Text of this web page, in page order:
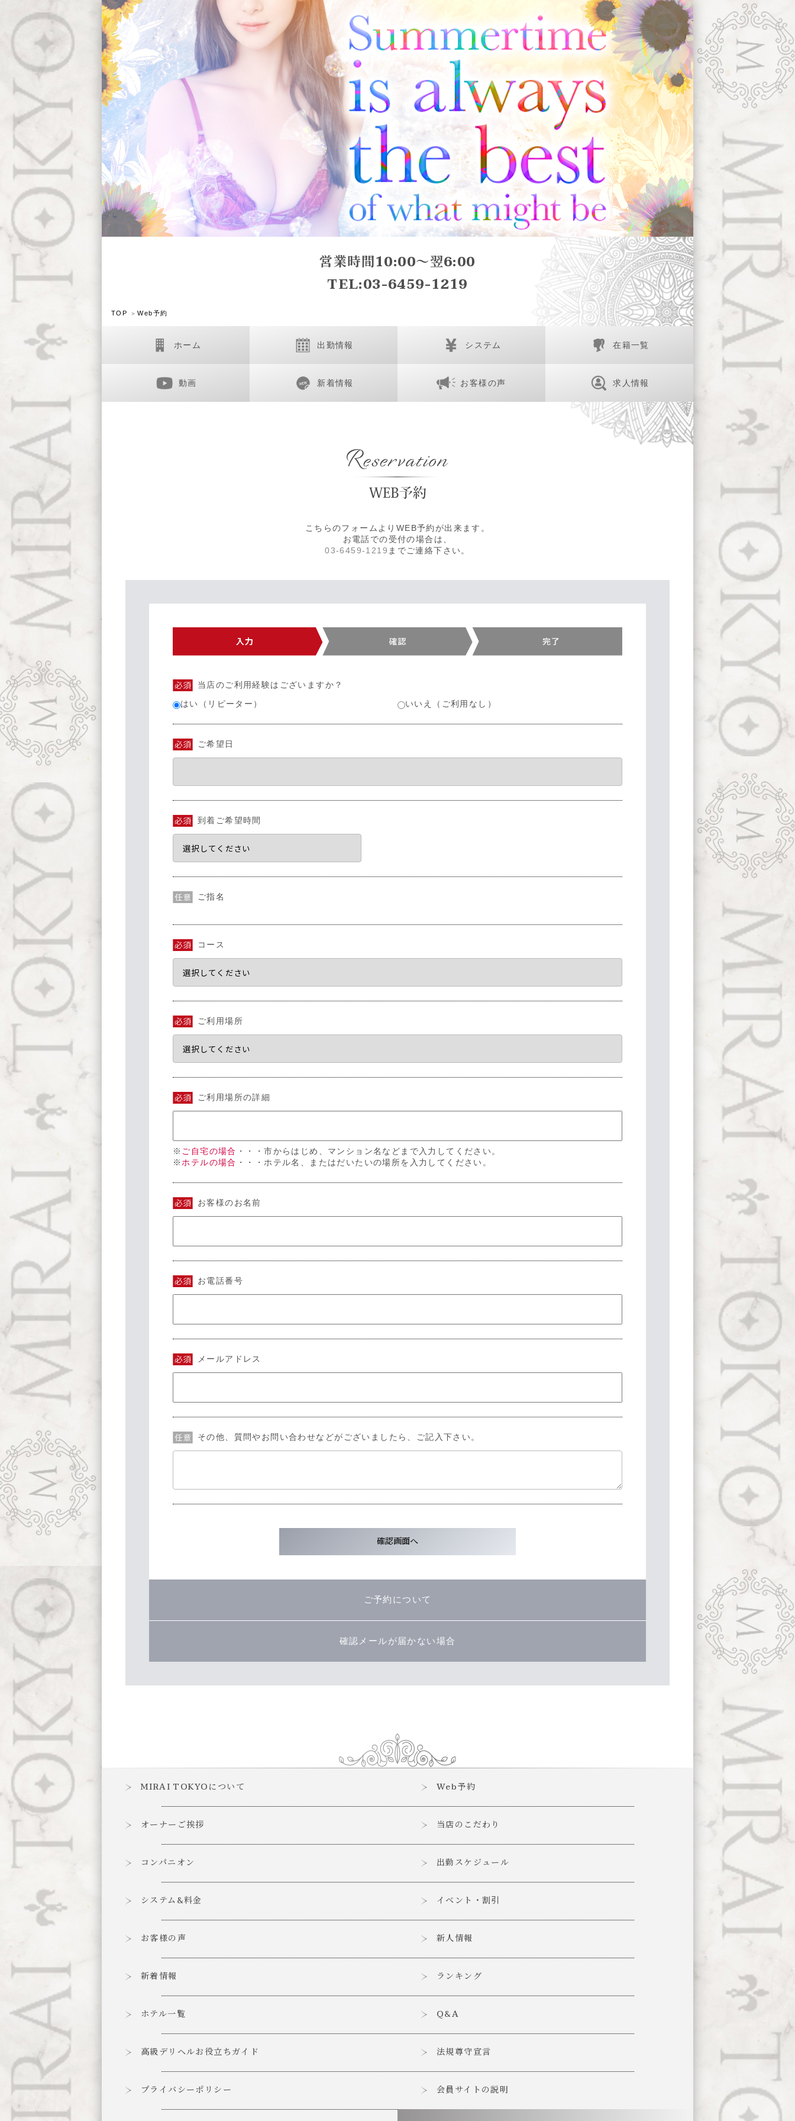
営業時間10:00～翌6:00
TEL:03-6459-1219
TOP Web予約
ホーム 出勤情報 システム 在籍一覧
動画 新着情報 お客様の声 求人情報
こちらのフォームよりWEB予約が出来ます。
お電話での受付の場合は、
03-6459-1219 までご連絡下さい。
当店のご利用経験はございますか？
はい（リピーター）
いいえ（ご利用なし）
ご希望日
到着ご希望時間
ご指名
コース
ご利用場所
ご利用場所の詳細
※ ご自宅の場合 ・・・市からはじめ、マンション名などまで入力してください。
※ホテルの場合 ・・・ホテル名、またはだいたいの場所を入力してください。
お客様のお名前
お電話番号
メールアドレス
その他、質問やお問い合わせなどがございましたら、ご記入下さい。
ご予約について
確認メールが届かない場合
MIRAI TOKYOについて Web予約
オーナーご挨拶 当店のこだわり
コンパニオン 出勤スケジュール
システム&料金 イベント・割引
お客様の声 新人情報
新着情報 ランキング
ホテル一覧 Q&A
高級デリヘルお役立ちガイド 法規尊守宣言
プライバシーポリシー 会員サイトの説明